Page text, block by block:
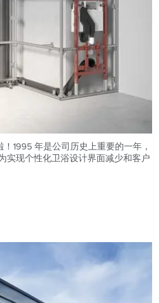
1995 年是公司历史上重要的一年，
实现个性化卫浴设计界面减少和客户